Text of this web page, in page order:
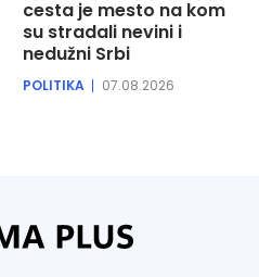
cesta je mesto na kom
su stradali nevini i
nedužni Srbi
POLITIKA 07.08.2026